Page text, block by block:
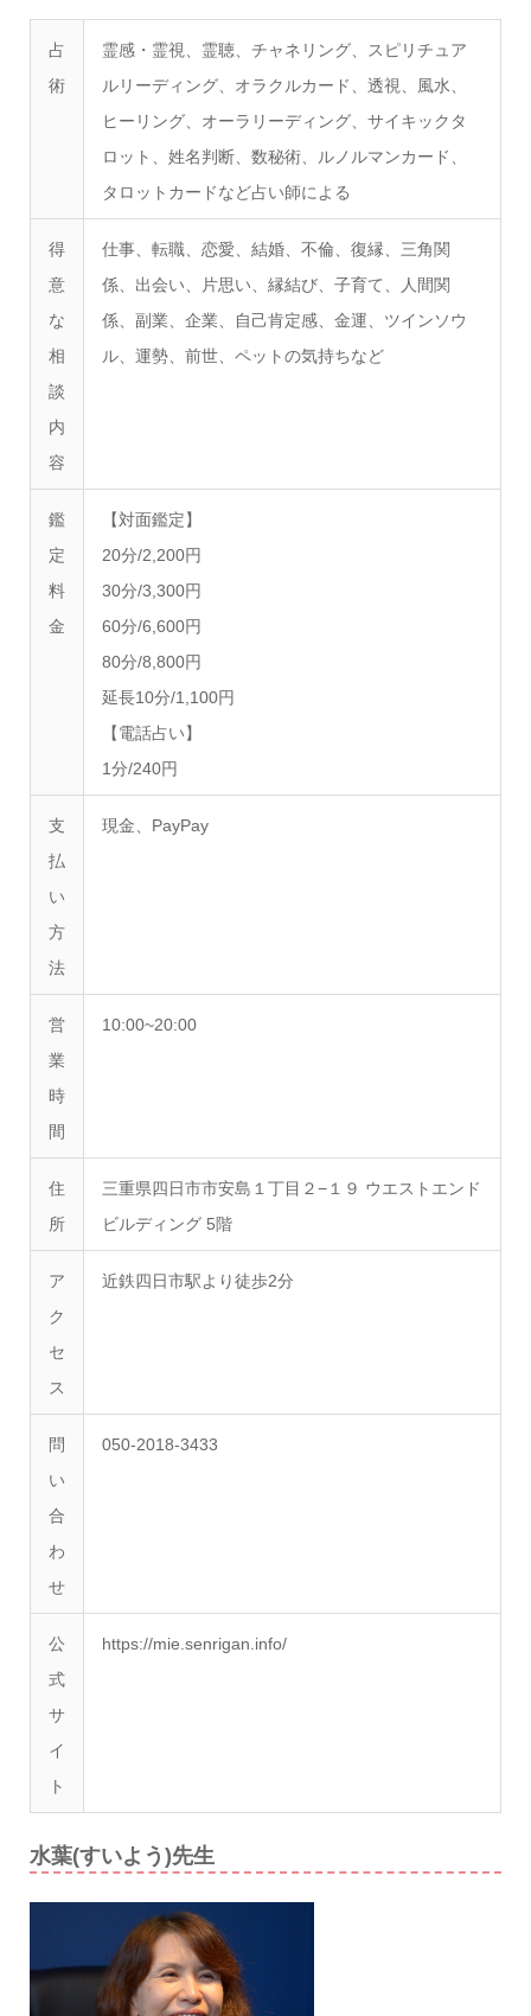
占
術
霊感・霊視、霊聴、チャネリング、スピリチュア
ルリーディング、オラクルカード、透視、風水、
ヒーリング、オーラリーディング、サイキックタ
ロット、姓名判断、数秘術、ルノルマンカード、
タロットカードなど占い師による
得
意
な
相
談
内
容
仕事、転職、恋愛、結婚、不倫、復縁、三角関
係、出会い、片思い、縁結び、子育て、人間関
係、副業、企業、自己肯定感、金運、ツインソウ
ル、運勢、前世、ペットの気持ちなど
鑑
定
料
金
​【対面鑑定】
20分/2,200円
30分/3,300円
60分/6,600円
80分/8,800円
延長10分/1,100円
【電話占い】
1分/240円​​
支
払
い
方
法
現金、PayPay
営
業
時
間
10:00~20:00
住
所
三重県四日市市安島１丁目２−１９ ウエストエンド
ビルディング 5階
ア
ク
セ
ス
近鉄四日市駅より徒歩2分
問
い
合
わ
せ
050-2018-3433
公
式
サ
イ
ト
https://mie.senrigan.info/
水葉(すいよう)先生